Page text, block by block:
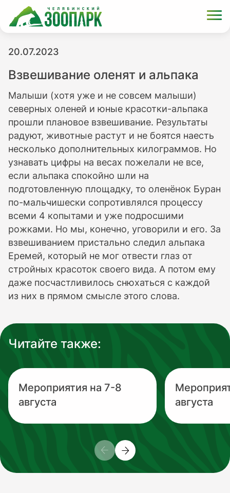
20.07.2023
Взвешивание оленят и альпака
Малыши (хотя уже и не совсем малыши)
северных оленей и юные красотки-альпака
прошли плановое взвешивание. Результаты
радуют, животные растут и не боятся наесть
несколько дополнительных килограммов. Но
узнавать цифры на весах пожелали не все,
если альпака спокойно шли на
подготовленную площадку, то оленёнок Буран
по-мальчишески сопротивлялся процессу
всеми 4 копытами и уже подросшими
рожками. Но мы, конечно, уговорили и его. За
взвешиванием пристально следил альпака
Еремей, который не мог отвести глаз от
стройных красоток своего вида. А потом ему
даже посчастливилось снюхаться с каждой
из них в прямом смысле этого слова.
Читайте также:
Мероприятия на 7-8
августа
августа